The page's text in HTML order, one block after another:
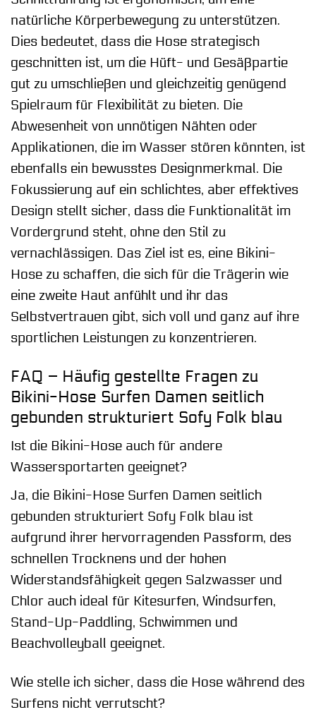
natürliche Körperbewegung zu unterstützen.
Dies bedeutet, dass die Hose strategisch
geschnitten ist, um die Hüft- und Gesäßpartie
gut zu umschließen und gleichzeitig genügend
Spielraum für Flexibilität zu bieten. Die
Abwesenheit von unnötigen Nähten oder
Applikationen, die im Wasser stören könnten, ist
ebenfalls ein bewusstes Designmerkmal. Die
Fokussierung auf ein schlichtes, aber effektives
Design stellt sicher, dass die Funktionalität im
Vordergrund steht, ohne den Stil zu
vernachlässigen. Das Ziel ist es, eine Bikini-
Hose zu schaffen, die sich für die Trägerin wie
eine zweite Haut anfühlt und ihr das
Selbstvertrauen gibt, sich voll und ganz auf ihre
sportlichen Leistungen zu konzentrieren.
FAQ – Häufig gestellte Fragen zu
Bikini-Hose Surfen Damen seitlich
gebunden strukturiert Sofy Folk blau
Ist die Bikini-Hose auch für andere
Wassersportarten geeignet?
Ja, die Bikini-Hose Surfen Damen seitlich
gebunden strukturiert Sofy Folk blau ist
aufgrund ihrer hervorragenden Passform, des
schnellen Trocknens und der hohen
Widerstandsfähigkeit gegen Salzwasser und
Chlor auch ideal für Kitesurfen, Windsurfen,
Stand-Up-Paddling, Schwimmen und
Beachvolleyball geeignet.
Wie stelle ich sicher, dass die Hose während des
Surfens nicht verrutscht?